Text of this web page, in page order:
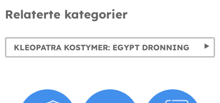
Relaterte kategorier
KLEOPATRA KOSTYMER: EGYPT DRONNING